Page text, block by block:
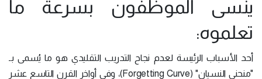
ينسى الموظفون بسرعة ما
تعلموه:
أحد الأسباب الرئيسة لعدم نجاح التدريب التقليدي هو ما يُسمى بـ
"منحنى النسيان" (Forgetting Curve)، وفي أواخر القرن التاسع عشر